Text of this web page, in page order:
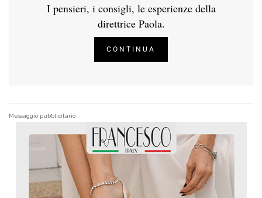
I pensieri, i consigli, le esperienze della
direttrice Paola.
CONTINUA
Messaggio pubblicitario